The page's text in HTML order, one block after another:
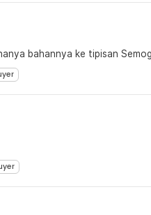
bahannya ke tipisan